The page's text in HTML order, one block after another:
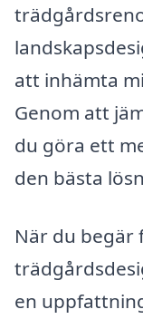
att inhämta
Genom att
du göra ett
den bästa
När du
en